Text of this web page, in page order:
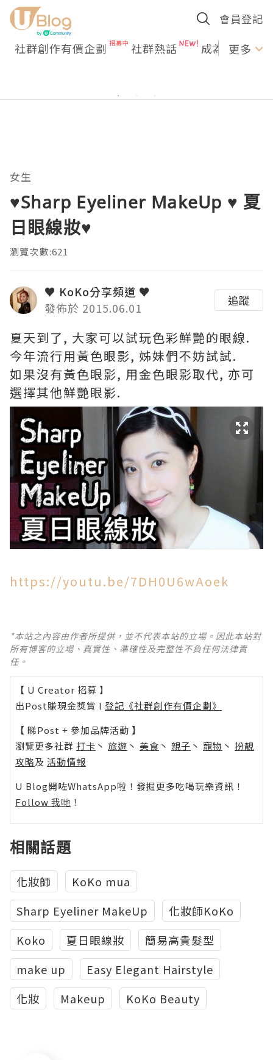
會員登記
社群創作有價企劃 社群熱話 成為U更多
女生
♥Sharp Eyeliner MakeUp ♥ 夏
日眼線妝♥
瀏覽次數:621
♥ KoKo分享頻道 ♥
發佈於 2015.06.01
追蹤
夏天到了, 大家可以試玩色彩鮮艷的眼線.
今年流行用黃色眼影, 姊妹們不妨試試.
如果沒有黃色眼影, 用金色眼影取代, 亦可
選擇其他鮮艷眼影.
https://youtu.be/7DH0U6wAoek
*本站之內容由作者所提供，並不代表本站的立場。因此本站對
所有博客的立場、真實性、準確性及完整性不負任何法律責
任。
【 U Creator 招募 】
出Post賺現金獎賞 l 登記《社群創作有價企劃》
【 睇Post + 參加品牌活動 】
瀏覽更多社群 打卡 丶 旅遊 丶 美食 丶 親子 丶 寵物 丶 扮靚
攻略及 活動情報
U Blog開咗WhatsApp啦！發掘更多吃喝玩樂資訊！
Follow 我哋 ！
相關話題
化妝師
KoKo mua
Sharp Eyeliner MakeUp
化妝師KoKo
Koko
夏日眼線妝
簡易高貴髮型
make up
Easy Elegant Hairstyle
化妝
Makeup KoKo Beauty